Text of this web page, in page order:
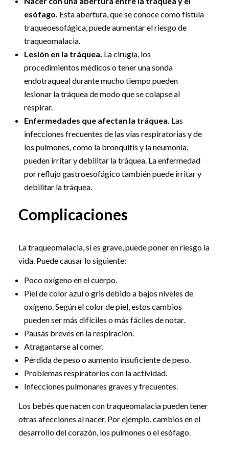
esófago. Esta abertura, que se conoce como fístula
traqueoesofágica, puede aumentar el riesgo de
traqueomalacia.
Lesión en la tráquea. La cirugía, los
procedimientos médicos o tener una sonda
endotraqueal durante mucho tiempo pueden
lesionar la tráquea de modo que se colapse al
respirar.
Enfermedades que afectan la tráquea. Las
infecciones frecuentes de las vías respiratorias y de
los pulmones, como la bronquitis y la neumonía,
pueden irritar y debilitar la tráquea. La enfermedad
por reflujo gastroesofágico también puede irritar y
debilitar la tráquea.
Complicaciones
La traqueomalacia, si es grave, puede poner en riesgo la
vida. Puede causar lo siguiente:
Poco oxígeno en el cuerpo.
Piel de color azul o gris debido a bajos niveles de
oxígeno. Según el color de piel, estos cambios
pueden ser más difíciles o más fáciles de notar.
Pausas breves en la respiración.
Atragantarse al comer.
Pérdida de peso o aumento insuficiente de peso.
Problemas respiratorios con la actividad.
Infecciones pulmonares graves y frecuentes.
Los bebés que nacen con traqueomalacia pueden tener
otras afecciones al nacer. Por ejemplo, cambios en el
desarrollo del corazón, los pulmones o el esófago.